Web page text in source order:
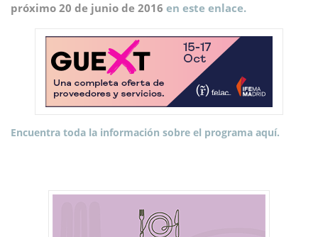
próximo 20 de junio de 2016 en este enlace.
Encuentra toda la información sobre el programa aquí.